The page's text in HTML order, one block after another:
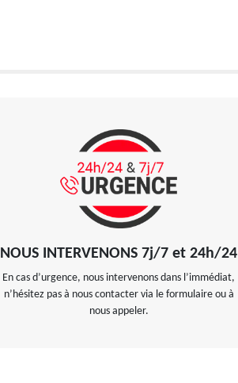
NOUS INTERVENONS 7j/7 et 24h/24
En cas d’urgence, nous intervenons dans l’immédiat,
n’hésitez pas à nous contacter via le formulaire ou à
nous appeler.